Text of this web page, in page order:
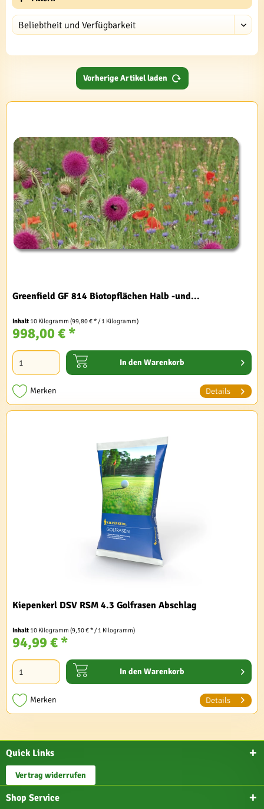
Vorherige Artikel laden
Greenfield GF 814 Biotopflächen Halb -und...
Inhalt 10 Kilogramm(99,80 € * / 1 Kilogramm)
998,00 € *
In den Warenkorb
Merken Details
Kiepenkerl DSV RSM 4.3 Golfrasen Abschlag
Inhalt 10 Kilogramm(9,50 € * / 1 Kilogramm)
94,99 € *
In den Warenkorb
Merken Details
Quick Links
Vertrag widerrufen
Shop Service